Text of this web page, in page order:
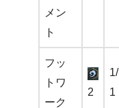
メン
ト
フッ
トワ
ーク
2
1/
1